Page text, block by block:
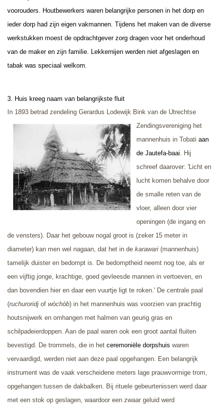
voorouders. Houtbewerkers waren belangrijke personen in het dorp en
ieder dorp had zijn eigen vakmannen. Tijdens het maken van de diverse
werkstukken moest de opdrachtgever zorg dragen voor het onderhoud
van de maker en zijn familie. Lekkernijen werden niet afgeslagen en
tabak was speciaal welkom.
3. Huis kreeg naam van belangrijkste fluit
In 1893 betrad zendeling Gerardus Lodewijk Bink van de Utrechtse
Zendingsvereniging het
mannenhuis in Tobati aan
de Jautefa-baai . Hij
schreef daarover: 'Licht en
lucht komen behalve door
de smalle reten van de
vloer, alleen door vier
openingen (de ingang en
de vensters). Daar het gebouw nogal groot is (zeker 15 meter in
diameter) kan men wel nagaan, dat het in de karawari (mannenhuis)
tamelijk duister en bedompt is. De bedomptheid neemt nog toe, als er
een vijftig jonge, krachtige, goed gevleesde mannen in vertoeven, en
dan bovendien hier en daar een vuurtje ligt te roken.' De centrale paal
(ruchuroridj of wòchòb) in het mannenhuis was voorzien van prachtig
houtsnijwerk en omhangen met halmen van geurig gras en
schilpadeierdoppen. Aan de paal waren ook een groot aantal fluiten
bevestigd. De trommels, die in het ceremoniële dorpshuis waren
vervaardigd, werden niet aan deze paal opgehangen. Een belangrijk
instrument was de vaak verscheidene meters lage prauwvormige trom,
opgehangen tussen de dakbalken. Bij rituele gebeurtenissen werd daar
met een stok op geslagen, waardoor een zwaar geluid werd